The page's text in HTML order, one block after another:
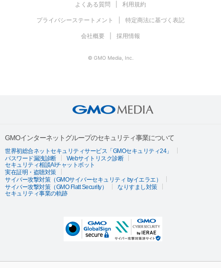
よくある質問 利用規約
プライバシーステートメント 特定商法に基づく表記
会社概要 採用情報
© GMO Media, Inc.
GMOインターネットグループのセキュリティ事業について
世界初総合ネットセキュリティサービス「GMOセキュリティ24」
パスワード漏洩診断
Webサイトリスク診断
セキュリティ相談AIチャットボット
実在証明・盗聴対策
サイバー攻撃対策（GMOサイバーセキュリティ byイエラエ）
サイバー攻撃対策（GMO Flatt Security）
なりすまし対策
セキュリティ事業の軌跡